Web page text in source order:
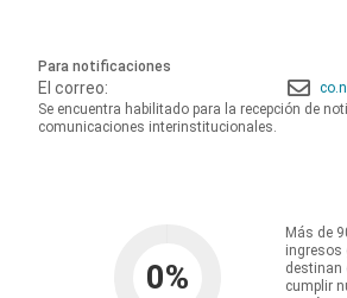
Para notificaciones
El correo:
Se encuentra habilitado para la recepción de
comunicaciones interinstitucionales.
0%
Más de
ingresos
destinan
cumplir